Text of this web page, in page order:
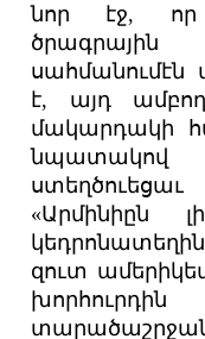
նոր էջ, որ
սահմանումէն
է, այդ
մակարդակի
«Արմինիըն
կեդրոնատեղին
զուտ